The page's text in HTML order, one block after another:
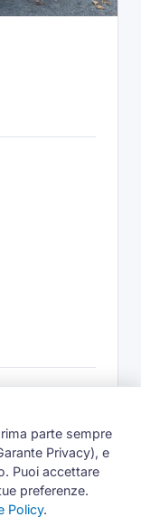
parte sempre
Privacy), e
Puoi accettare
preferenze.
Policy.